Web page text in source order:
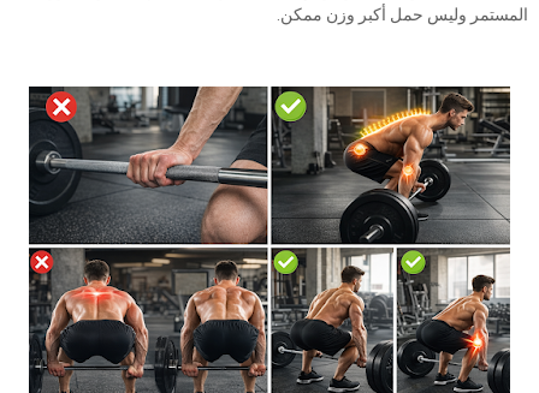
المستمر وليس حمل أكبر وزن ممكن.